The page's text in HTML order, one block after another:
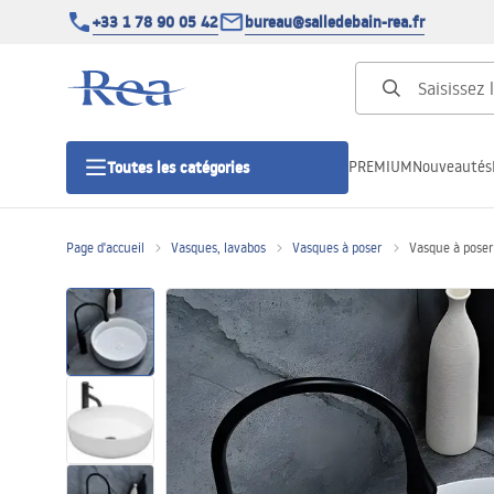
+33 1 78 90 05 42 bureau@salledebain-rea.fr
Toutes les catégories
Portes de douche
Receveurs de douche
Caniveaux de douche
PREMIUMNouveautés
Page d'accueil Vasques, lavabos Vasques à poser Vasque à